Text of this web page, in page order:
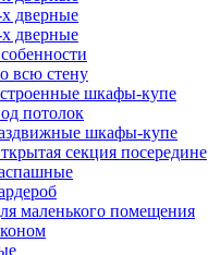
дверные
дверные
всю стену
шкафы-купе
потолок
шкафы-купе
секция посередине
маленького помещения